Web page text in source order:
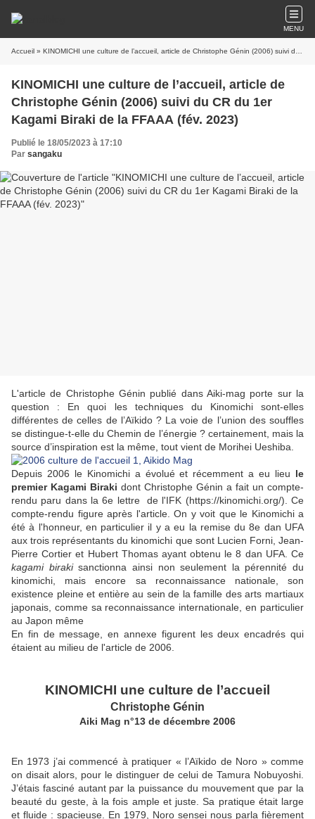
MENU
Accueil » KINOMICHI une culture de l’accueil, article de Christophe Génin (2006) suivi du CR du 1er Kagami Biraki de la FFAAA (fév. 2023)
KINOMICHI une culture de l’accueil, article de
Christophe Génin (2006) suivi du CR du 1er
Kagami Biraki de la FFAAA (fév. 2023)
Publié le 18/05/2023 à 17:10
Par sangaku
L'article de Christophe Génin publié dans Aiki-mag porte sur la
question : En quoi les techniques du Kinomichi sont-elles
différentes de celles de l’Aïkido ? La voie de l’union des souffles
se distingue-t-elle du Chemin de l’énergie ? certainement, mais la
source d’inspiration est la même, tout vient de Morihei Ueshiba.
Depuis 2006 le Kinomichi a évolué et récemment a eu lieu le
premier Kagami Biraki dont Christophe Génin a fait un compte-
rendu paru dans la 6e lettre de l'IFK (https://kinomichi.org/). Ce
compte-rendu figure après l'article. On y voit que le Kinomichi a
été à l'honneur, en particulier il y a eu la remise du 8e dan UFA
aux trois représentants du kinomichi que sont Lucien Forni, Jean-
Pierre Cortier et Hubert Thomas ayant obtenu le 8 dan UFA. Ce
kagami birakisanctionna ainsi non seulement la pérennité du
kinomichi, mais encore sa reconnaissance nationale, son
existence pleine et entière au sein de la famille des arts martiaux
japonais, comme sa reconnaissance internationale, en particulier
au Japon même
En fin de message, en annexe figurent les deux encadrés qui
étaient au milieu de l'article de 2006.
KINOMICHI une culture de l’accueil
Christophe Génin
Aiki Mag n°13 de décembre 2006
En 1973 j’ai commencé à pratiquer « l’Aïkido de Noro » comme
on disait alors, pour le distinguer de celui de Tamura Nobuyoshi.
J’étais fasciné autant par la puissance du mouvement que par la
beauté du geste, à la fois ample et juste. Sa pratique était large
et fluide : spacieuse. En 1979, Noro sensei nous parla fièrement